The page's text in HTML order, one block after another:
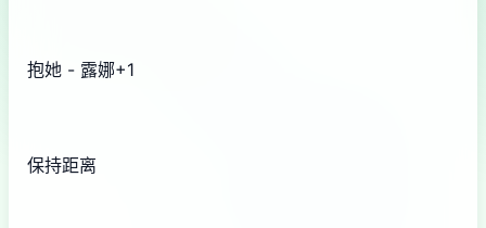
抱她 - 露娜+1
保持距离